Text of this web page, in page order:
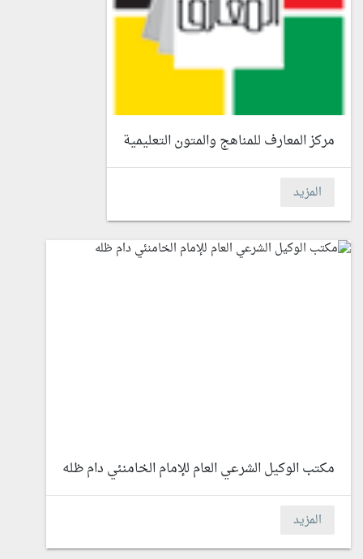
مركز المعارف للمناهج والمتون التعليمية
المزيد
مكتب الوكيل الشرعي العام للإمام الخامنئي دام ظله
المزيد